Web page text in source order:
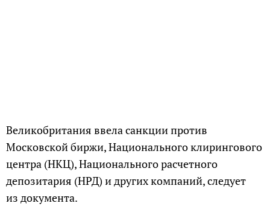
Великобритания ввела санкции против
Московской биржи, Национального клирингового
центра (НКЦ), Национального расчетного
депозитария (НРД) и других компаний, следует
из документа.